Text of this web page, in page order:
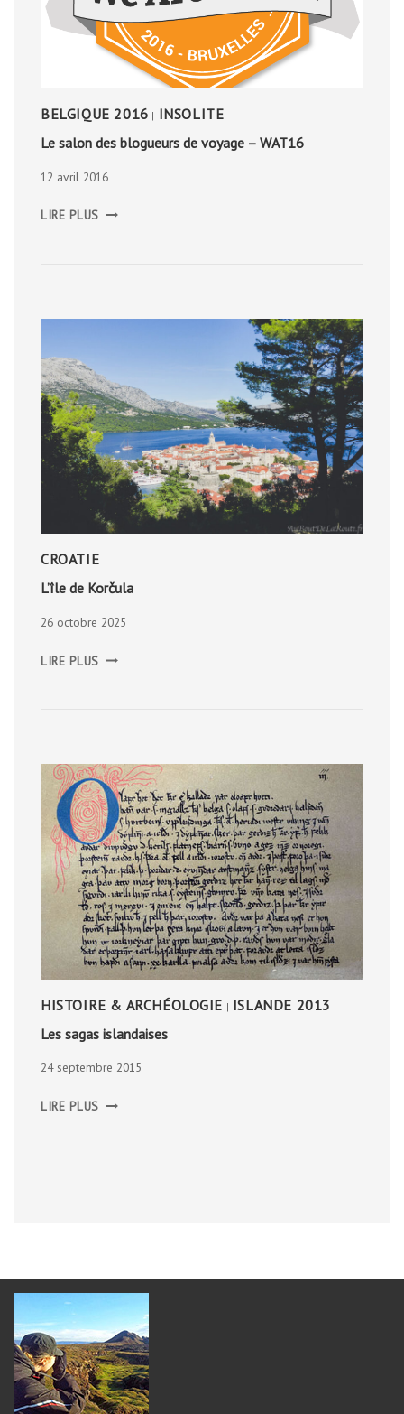
BELGIQUE 2016 | INSOLITE
Le salon des blogueurs de voyage – WAT16
12 avril 2016
LIRE PLUS SALON
CROATIE
L’île de Korčula
26 octobre 2025
LIRE PLUS
HISTOIRE & ARCHÉOLOGIE | ISLANDE 2013
Les sagas islandaises
24 septembre 2015
LIRE PLUS SAGAS